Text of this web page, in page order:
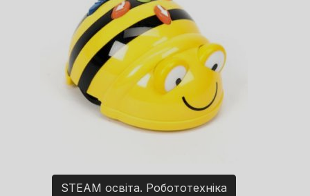
STEAM освіта. Робототехніка